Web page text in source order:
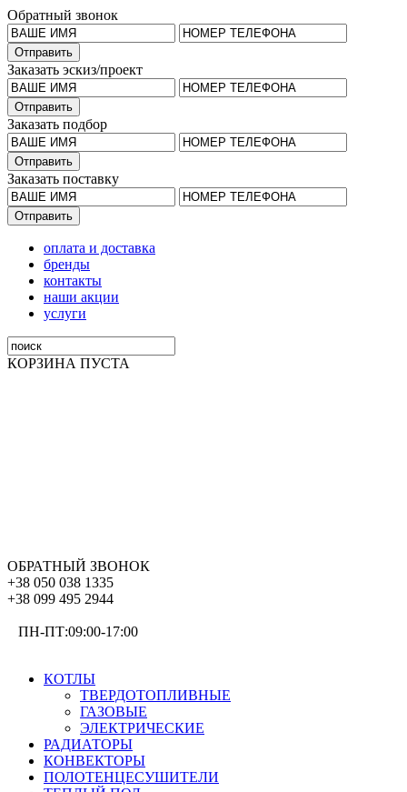
Обратный звонок
Заказать эскиз/проект
Заказать подбор
Заказать поставку
оплата и доставка
бренды
контакты
наши акции
услуги
КОРЗИНА ПУСТА
ОБРАТНЫЙ ЗВОНОК
+38 050 038 1335
+38 099 495 2944
ПН-ПТ:09:00-17:00
КОТЛЫ
ТВЕРДОТОПЛИВНЫЕ
ГАЗОВЫЕ
ЭЛЕКТРИЧЕСКИЕ
РАДИАТОРЫ
КОНВЕКТОРЫ
ПОЛОТЕНЦЕСУШИТЕЛИ